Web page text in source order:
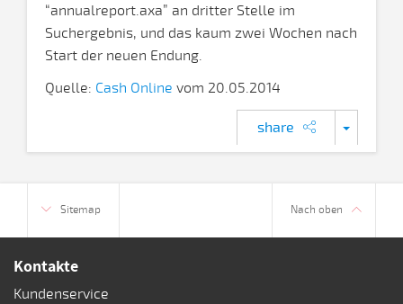
“annualreport.axa” an dritter Stelle im
Suchergebnis, und das kaum zwei Wochen nach
Start der neuen Endung.
Quelle: Cash Online vom 20.05.2014
share
Sitemap Nach oben
Kontakte
Kundenservice